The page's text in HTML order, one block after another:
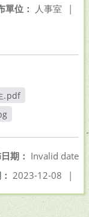
單位： 人事室 |
.pdf
期： Invalid date
2023-12-08 |